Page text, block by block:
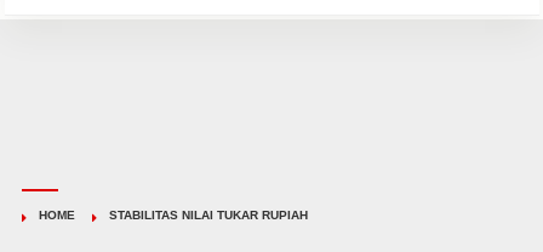
HOME STABILITAS NILAI TUKAR RUPIAH